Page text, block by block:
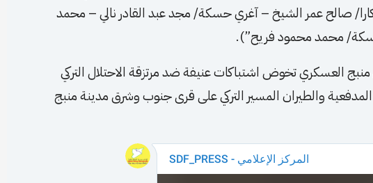
صالح عمر الشيخ – آغري حسكة/ مجد عبد القادر نالي – محمد
محمد محمود فريح”).
العسكري تخوض اشتباكات عنيفة ضد مرتزقة الاحتلال التركي
والطيران المسير التركي على قرى جنوب وشرق مدينة منبج